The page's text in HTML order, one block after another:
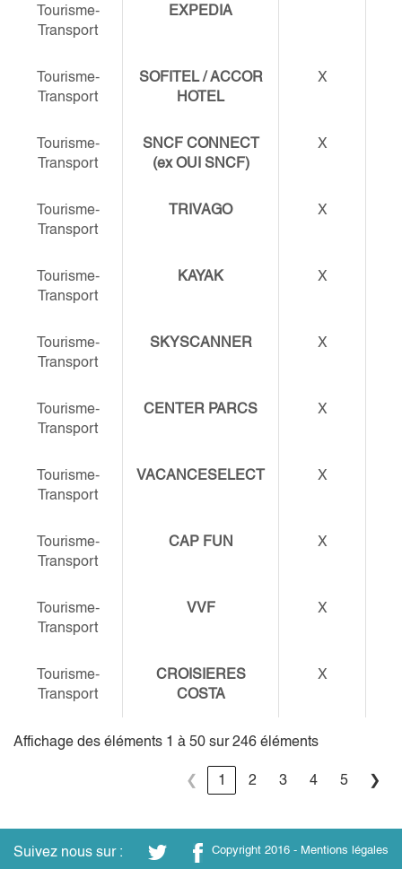
Tourisme-
Transport
EXPEDIA
Tourisme-
Transport
SOFITEL / ACCOR
HOTEL
X
Tourisme-
Transport
SNCF CONNECT
(ex OUI SNCF)
X
Tourisme-
Transport
TRIVAGO X
Tourisme-
Transport
KAYAK X
Tourisme-
Transport
SKYSCANNER X
Tourisme-
Transport
CENTER PARCS X
Tourisme-
Transport
VACANCESELECT X
Tourisme-
Transport
CAP FUN X
Tourisme-
Transport
VVF X
Tourisme-
Transport
CROISIERES
COSTA
X
Affichage des éléments 1 à 50 sur 246 éléments
❮ 1 2 3 4 5 ❯
Suivez nous sur : Copyright 2016 - Mentions légales